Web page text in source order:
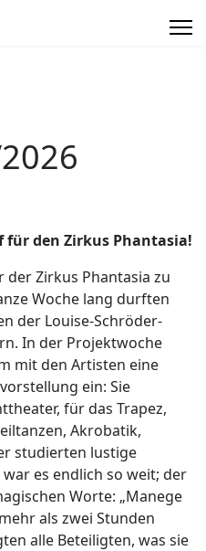
für den Zirkus Phantasia!
der Zirkus Phantasia zu
Woche lang durften
der Louise-Schröder-
In der Projektwoche
mit den Artisten eine
ein: Sie
für das Trapez,
Akrobatik,
studierten lustige
es endlich so weit; der
Worte: „Manege
als zwei Stunden
alle Beteiligten, was sie